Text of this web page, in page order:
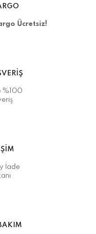
Ücretsiz!
%100
İade